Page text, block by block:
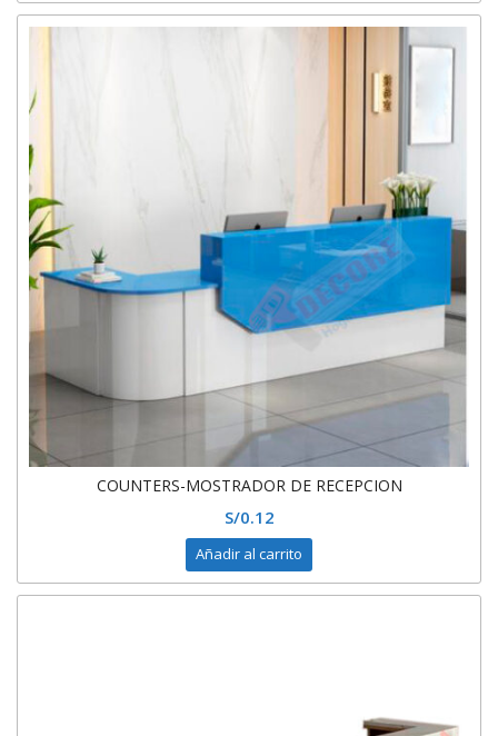
COUNTERS-MOSTRADOR DE RECEPCION
S/0.12
Añadir al carrito